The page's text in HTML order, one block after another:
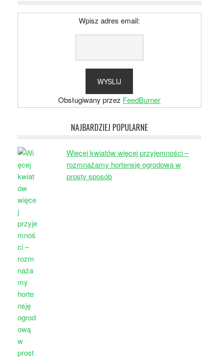
Wpisz adres email:
Obsługiwany przez FeedBurner
NAJBARDZIEJ POPULARNE
Więcej kwiatów więcej przyjemności –
rozmnażamy hortensję ogrodową w
prosty sposób